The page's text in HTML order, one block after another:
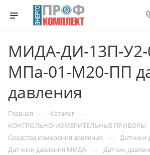
МИДА-ДИ-13П-У2-
МПа-01-М20-ПП
давления
Главная — Каталог —
КОНТРОЛЬНО-ИЗМЕРИТЕЛЬНЫЕ ПРИБОРЫ
Средства измерения давления — Датчики
Датчики давления МИДА — Датчик